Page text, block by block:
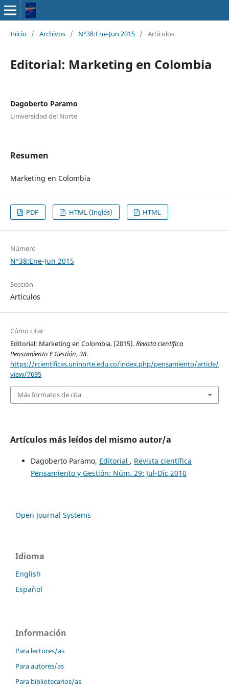
Inicio / Archivos / N°38:Ene-Jun 2015 / Artículos
Editorial: Marketing en Colombia
Dagoberto Paramo
Universidad del Norte
Resumen
Marketing en Colombia
PDF HTML (Inglés) HTML
Número
N°38:Ene-Jun 2015
Sección
Artículos
Cómo citar
Editorial: Marketing en Colombia. (2015).Revista científica
Pensamiento Y Gestión,38.
https://rcientificas.uninorte.edu.co/index.php/pensamiento/article/
view/7695
Más formatos de cita
Artículos más leídos del mismo autor/a
Dagoberto Paramo, Editorial , Revista científica
Pensamiento y Gestión: Núm. 29: Jul-Dic 2010
Open Journal Systems
Idioma
English
Español
Información
Para lectores/as
Para autores/as
Para bibliotecarios/as